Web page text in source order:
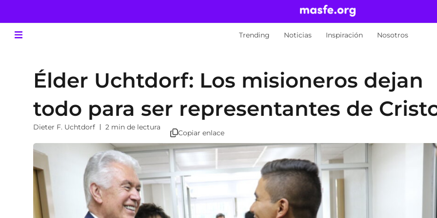
Trending Noticias Inspiración Nosotros
Élder Uchtdorf: Los misioneros dejan
todo para ser representantes de
Dieter F. Uchtdorf 2 min de lectura
Copiar enlace